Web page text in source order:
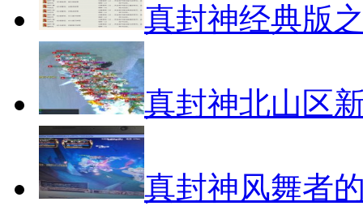
真封神经典版
真封神北山区
真封神风舞者